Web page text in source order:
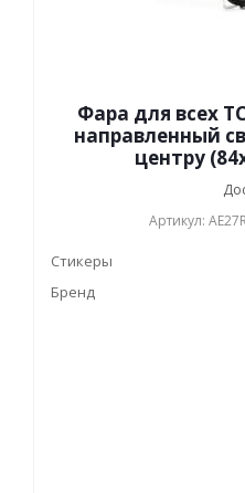
Фара для всех
направленный
центру
Артикул:
Стикеры
Бренд